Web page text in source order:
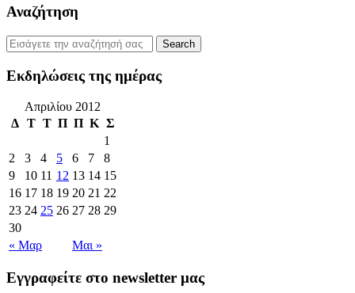
Αναζήτηση
Εκδηλώσεις της ημέρας
Απριλίου 2012
Δ Τ Τ Π Π Κ Σ
« Μαρ Μαι »
1
2
3 4 5 6 7
8
9
10 11 12 13 14 15
16 17 18 19 20 21 22
23 24 25 26 27 28 29
30
Εγγραφείτε στο newsletter μας